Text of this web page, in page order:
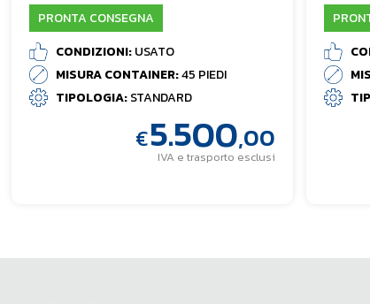
PRONTA CONSEGNA
CONDIZIONI:USATO
MISURA CONTAINER:45 PIEDI
TIPOLOGIA:STANDARD
€5.500,00
IVA e trasporto esclusi